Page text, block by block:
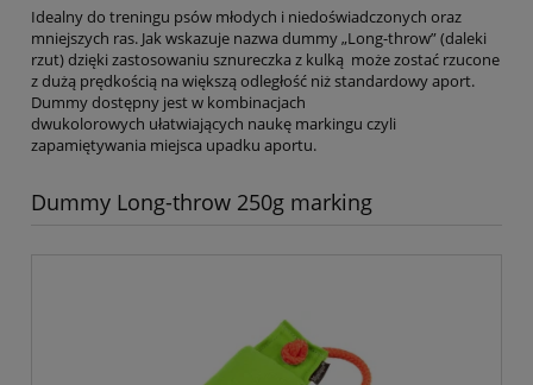
Idealny do treningu psów młodych i niedoświadczonych oraz
mniejszych ras. Jak wskazuje nazwa dummy „Long-throw” (daleki
rzut) dzięki zastosowaniu sznureczka z kulką może zostać rzucone
z dużą prędkością na większą odległość niż standardowy aport.
Dummy dostępny jest w kombinacjach
dwukolorowych ułatwiających naukę markingu czyli
zapamiętywania miejsca upadku aportu.
Dummy Long-throw 250g marking